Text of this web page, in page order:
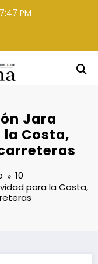
PM
Jara
Costa,
10
para la Costa,